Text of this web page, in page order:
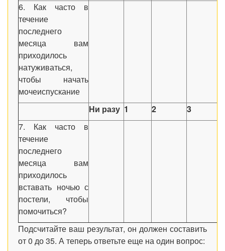
6. Как часто в
течение
последнего
месяца вам
приходилось
натуживаться,
чтобы начать
мочеиспускание
Ни разу 1 2
3
7. Как часто в
течение
последнего
месяца вам
приходилось
вставать ночью с
постели, чтобы
помочиться?
Подсчитайте ваш результат, он должен составить
от 0 до 35. А теперь ответьте еще на один вопрос: